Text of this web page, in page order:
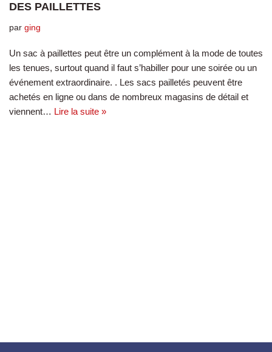
DES PAILLETTES
par ging
Un sac à paillettes peut être un complément à la mode de toutes
les tenues, surtout quand il faut s’habiller pour une soirée ou un
événement extraordinaire. . Les sacs pailletés peuvent être
achetés en ligne ou dans de nombreux magasins de détail et
viennent… Lire la suite »